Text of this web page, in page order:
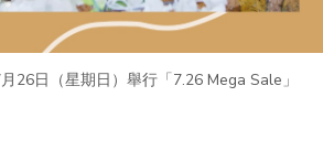
26日（星期日）舉行「7.26 Mega Sale」